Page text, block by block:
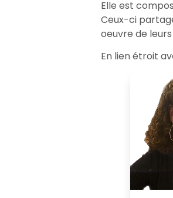
Elle est
Ceux-ci
oeuvre de
En lien étroit